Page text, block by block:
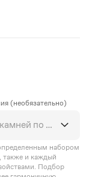
(необязательно)
Выберите подбор индивидуальных камней по дате рождения
набором
также и каждый
Подбор